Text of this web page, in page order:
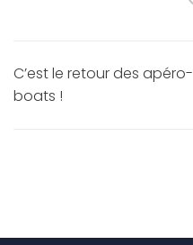
C’est le retour des apéro-
boats !